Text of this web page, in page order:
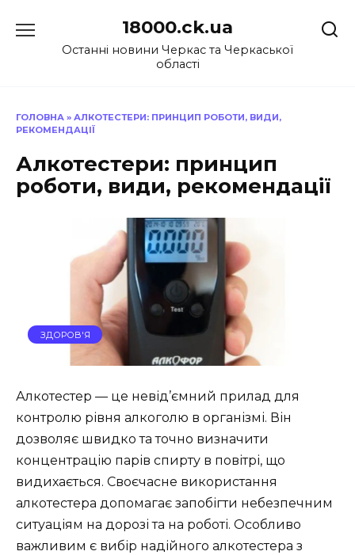
до
18000.ck.ua
Останні новини Черкас та Черкаської
області
ГОЛОВНА » АЛКОТЕСТЕРИ: ПРИНЦИП РОБОТИ, ВИДИ,
РЕКОМЕНДАЦІЇ
Алкотестери: принцип
роботи, види, рекомендації
ЗДОРОВ'Я
Алкотестер — це невід’ємний прилад для
контролю рівня алкоголю в організмі. Він
дозволяє швидко та точно визначити
концентрацію парів спирту в повітрі, що
видихається. Своєчасне використання
алкотестера допомагає запобігти небезпечним
ситуаціям на дорозі та на роботі. Особливо
важливим є вибір надійного алкотестера з